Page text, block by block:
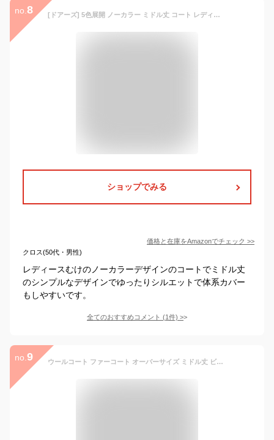
no. 8 [ドアーズ] 5色展開 ノーカラー ミドル丈 コート レディース アウター ガウンコート 厚手 カジュアル ロングコート 大きい サイズ ポケットコート ゆるい 上着 うわぎ Aラインコート Aライン シンプル スタンドカラー 韓国 ホワイト アイボリー ボリューム かっこいい オシャレ オーバーサイズ オフィス おおきい 大きめ ポケット xl 襟なしコート ベージュ 3A-D07-BEXL
ショップでみる
価格と在庫をAmazonでチェック >>
クロス(50代・男性)
レディースむけのノーカラーデザインのコートでミドル丈
のシンプルなデザインでゆったりシルエットで体系カバー
もしやすいです。
全てのおすすめコメント (1件) >
no. 9 ウールコート ファーコート オーバーサイズ ミドル丈 ビックコート Pコート ピーコート ビックコート ミドル丈コート 学生 OL 大きい 大きいサイズ 厚手 薄手 春 秋 冬 冬用 冬物 秋冬 冬服 暖かい 厚手 防寒コート 着痩せ Aライン 体型カバー 韓国 韓国ファッション